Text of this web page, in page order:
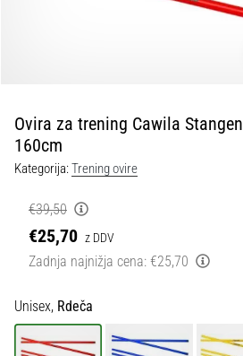
dotik
|
11teamsports
1. 7. 2025
1 min. branja
for
More
Victories
Ovira za trening Cawila
160cm
Kategorija:Trening ovire
€39,50
€25,70 z DDV
Zadnja najnižja cena: €25,70
Unisex, Rdeča